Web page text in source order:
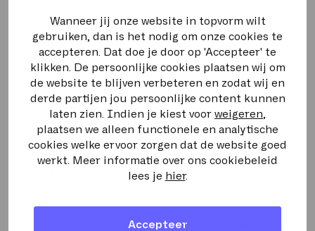
Wanneer jij onze website in topvorm wilt
gebruiken, dan is het nodig om onze cookies te
accepteren. Dat doe je door op 'Accepteer' te
klikken. De persoonlijke cookies plaatsen wij om
de website te blijven verbeteren en zodat wij en
derde partijen jou persoonlijke content kunnen
laten zien. Indien je kiest voor weigeren
plaatsen we alleen functionele en analytische
cookies welke ervoor zorgen dat de website goed
werkt. Meer informatie over ons cookiebeleid
lees je hier.
Accepteer
te blokkeren die niet aan gekozen mogen
worden. Denk hierbij aan bijvoorbeeld
+31909 en +31906 premium rate
servicenummers of anonieme
telefoonnummers.
Bij Sewan kun je een SIP-trunk bestellen
startend vanaf 1 kanaal en daarbij zijn er diverse
type abonnementen om belverkeer af te nemen
Waar wacht je nog op? Meer weten? Neem gerust
contact met ons op, dan helpen we graag verder.